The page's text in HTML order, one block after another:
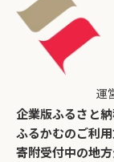
運
企業版ふるさと
ふるかむのご利
寄附受付中の地